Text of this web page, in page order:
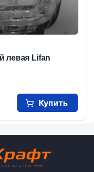
левая Lifan
Купить